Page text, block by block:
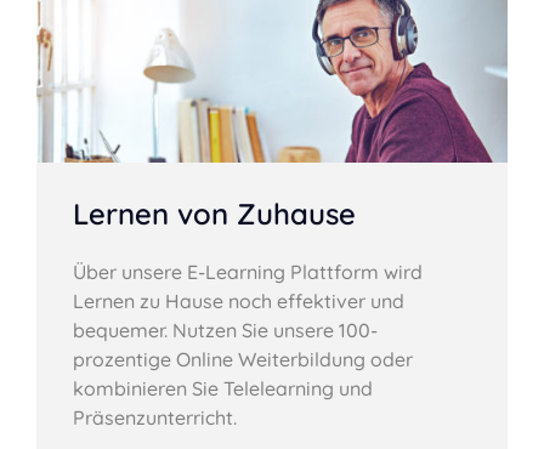
Lernen von Zuhause
Über unsere E-Learning Plattform wird
Lernen zu Hause noch effektiver und
bequemer. Nutzen Sie unsere 100-
prozentige Online Weiterbildung oder
kombinieren Sie Telelearning und
Präsenzunterricht.